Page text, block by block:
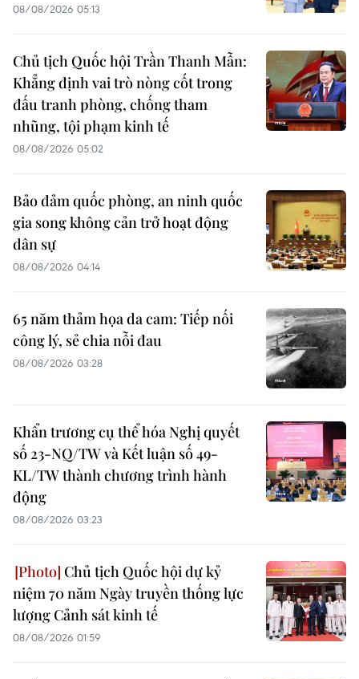
08/08/2026 05:13
Chủ tịch Quốc hội Trần Thanh Mẫn:
Khẳng định vai trò nòng cốt trong
đấu tranh phòng, chống tham
nhũng, tội phạm kinh tế
08/08/2026 05:02
Bảo đảm quốc phòng, an ninh quốc
gia song không cản trở hoạt động
dân sự
08/08/2026 04:14
65 năm thảm họa da cam: Tiếp nối
công lý, sẻ chia nỗi đau
08/08/2026 03:28
Khẩn trương cụ thể hóa Nghị quyết
số 23-NQ/TW và Kết luận số 49-
KL/TW thành chương trình hành
động
08/08/2026 03:23
Chủ tịch Quốc hội dự kỷ
niệm 70 năm Ngày truyền thống lực
lượng Cảnh sát kinh tế
08/08/2026 01:59